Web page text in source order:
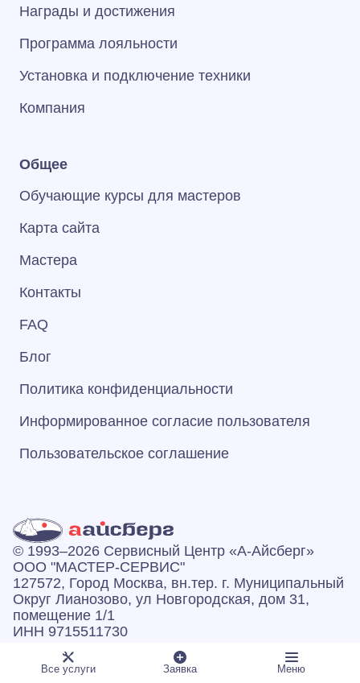
Награды и достижения
Программа лояльности
Установка и подключение техники
Компания
Общее
Обучающие курсы для мастеров
Карта сайта
Мастера
Контакты
FAQ
Блог
Политика конфиденциальности
Информированное согласие пользователя
Пользовательское соглашение
© 1993–2026 Сервисный Центр «А‑Айсберг»
ООО "МАСТЕР-СЕРВИС"
127572, Город Москва, вн.тер. г. Муниципальный
Округ Лианозово, ул Новгородская, дом 31,
помещение 1/1
ИНН 9715511730
ОГРН 1257700246308
Все услуги Заявка Меню